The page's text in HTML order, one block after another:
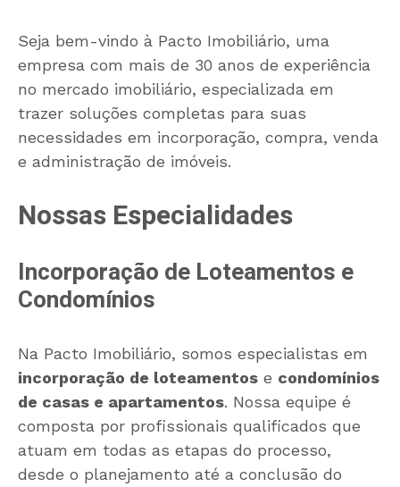
Seja bem-vindo à Pacto Imobiliário, uma
empresa com mais de 30 anos de experiência
no mercado imobiliário, especializada em
trazer soluções completas para suas
necessidades em incorporação, compra, venda
e administração de imóveis.
Nossas Especialidades
Incorporação de Loteamentos e
Condomínios
Na Pacto Imobiliário, somos especialistas em
incorporação de loteamentos e condomínios
de casas e apartamentos. Nossa equipe é
composta por profissionais qualificados que
atuam em todas as etapas do processo,
desde o planejamento até a conclusão do